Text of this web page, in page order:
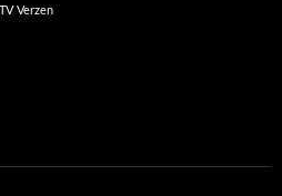
TV Verzen